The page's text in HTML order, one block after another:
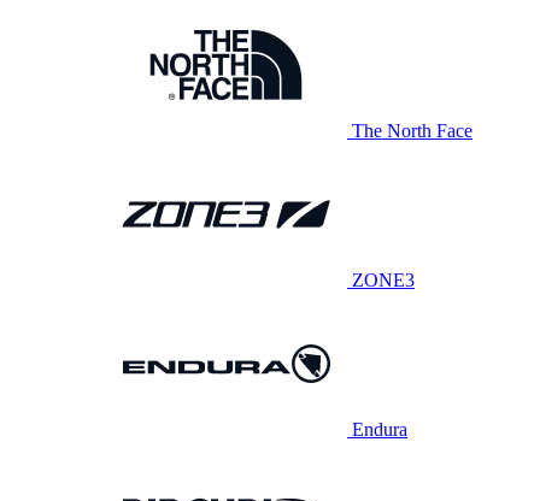
The North Face
ZONE3
Endura